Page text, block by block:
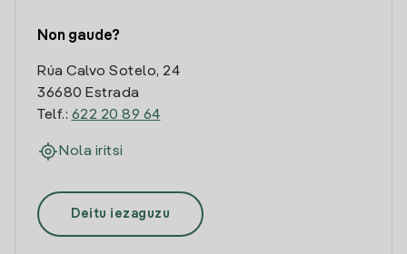
Non gaude?
Rúa Calvo Sotelo, 24
36680 Estrada
Telf.: 622 20 89 64
Nola iritsi
Deitu iezaguzu